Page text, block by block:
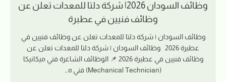
وظائف السودان 2026| شركة دلتا للمعدات تعلن عن
وظائف فنيين في عطبرة
وظائف السودان | شركة دلتا للمعدات تعلن عن وظائف فنيين في
عطبرة 2026 وظائف السودان | شركة دلتا للمعدات تعلن عن
وظائف فنيين في عطبرة 2026 📌 الوظائف الشاغرة فني ميكانيكا
(Mechanical Technician) فني ه…